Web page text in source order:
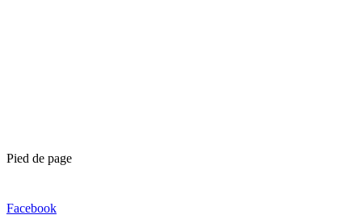
Pied de page
Facebook